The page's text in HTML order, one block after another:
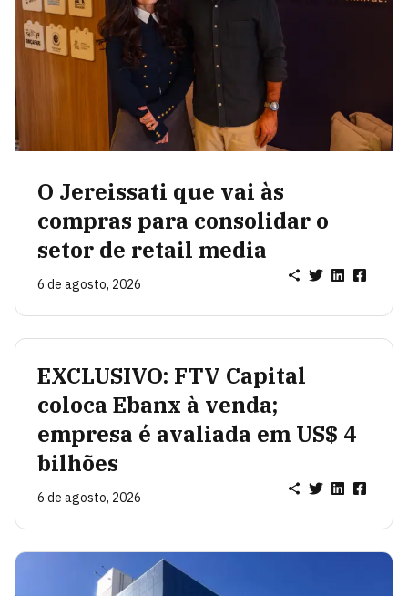
O Jereissati que vai às
compras para consolidar o
setor de retail media
6 de agosto, 2026
EXCLUSIVO: FTV Capital
coloca Ebanx à venda;
empresa é avaliada em US$ 4
bilhões
6 de agosto, 2026